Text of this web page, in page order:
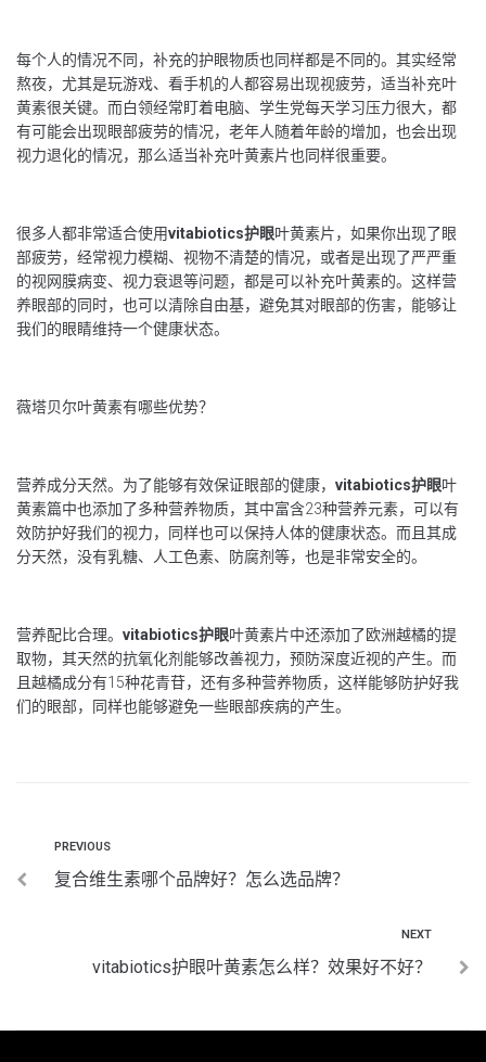
每个人的情况不同，补充的护眼物质也同样都是不同的。其实经常
熬夜，尤其是玩游戏、看手机的人都容易出现视疲劳，适当补充叶
黄素很关键。而白领经常盯着电脑、学生党每天学习压力很大，都
有可能会出现眼部疲劳的情况，老年人随着年龄的增加，也会出现
视力退化的情况，那么适当补充叶黄素片也同样很重要。
很多人都非常适合使用vitabiotics护眼叶黄素片，如果你出现了眼
部疲劳，经常视力模糊、视物不清楚的情况，或者是出现了严严重
的视网膜病变、视力衰退等问题，都是可以补充叶黄素的。这样营
养眼部的同时，也可以清除自由基，避免其对眼部的伤害，能够让
我们的眼睛维持一个健康状态。
薇塔贝尔叶黄素有哪些优势？
营养成分天然。为了能够有效保证眼部的健康， vitabiotics护眼叶
黄素篇中也添加了多种营养物质，其中富含23种营养元素，可以有
效防护好我们的视力，同样也可以保持人体的健康状态。而且其成
分天然，没有乳糖、人工色素、防腐剂等，也是非常安全的。
营养配比合理。 vitabiotics护眼叶黄素片中还添加了欧洲越橘的提
取物，其天然的抗氧化剂能够改善视力，预防深度近视的产生。而
且越橘成分有15种花青苷，还有多种营养物质，这样能够防护好我
们的眼部，同样也能够避免一些眼部疾病的产生。
PREVIOUS
复合维生素哪个品牌好？怎么选品牌？
NEXT
vitabiotics护眼叶黄素怎么样？效果好不好？